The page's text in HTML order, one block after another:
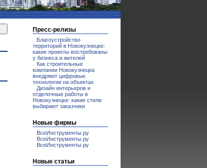
Пресс-релизы
Благоустройство
территорий в Новокузнецке:
какие проекты востребованы
у бизнеса и жителей
Как строительные
компании Новокузнецка
внедряют цифровые
технологии на объектах
Дизайн интерьеров и
отделочные работы в
Новокузнецке: какие стили
выбирают заказчики
Новые фирмы
ВсеИнструменты.ру
ВсеИнструменты.ру
ВсеИнструменты.ру
Новые статьи